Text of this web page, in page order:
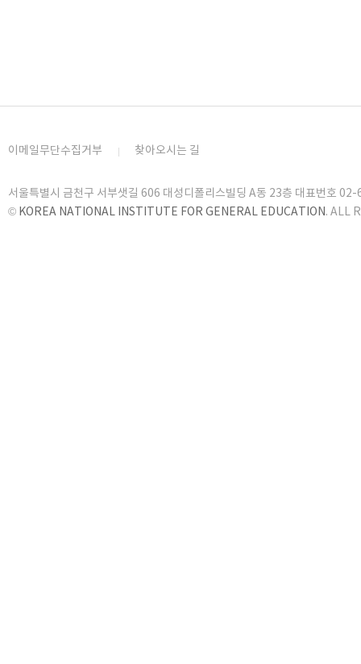
이메일무단수집거부 찾아오시는 길
서울특별시 금천구 서부샛길 606 대성디폴리스빌딩 A동 23층 대표번호
© KOREA NATIONAL INSTITUTE FOR GENERAL EDUCATION. ALL